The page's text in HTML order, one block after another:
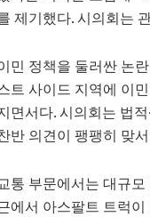
제기했다. 시의회는
민 정책을 둘러싼 논
트 사이드 지역에 이
면서다. 시의회는 법
반 의견이 팽팽히 맞
통 부문에서는 대규
에서 아스팔트 트럭